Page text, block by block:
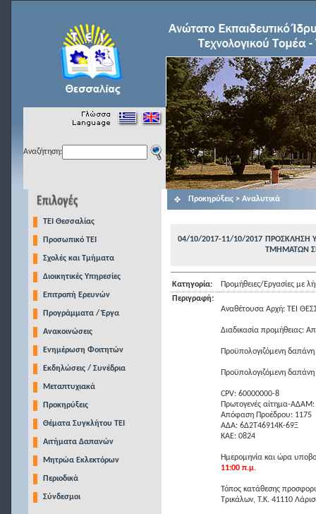
Αναζήτηση:
TEI Θεσσαλίας
Προσωπικό ΤΕΙ
Σχολές και Τμήματα
Διοικητικές Υπηρεσίες
Επιτροπή Ερευνών
Προγράμματα / Έργα
Ανακοινώσεις
Ενημέρωση Φοιτητών
Εκδηλώσεις / Συνέδρια
Μεταπτυχιακά
Προκηρύξεις
Θέματα Συγκλήτου ΤΕΙ
Αιτήματα Δαπανών
Μητρώα Εκλεκτόρων
Περιοδικά
Σύνδεσμοι
Προκηρύξεις > Αναλυτικά
04/10/2017-11/10/2017 ΠΡΟΣΚΛΗΣΗ
ΤΜΗΜΑΤΩΝ
Κατηγορία:
Προμήθειες/Εργασίες με
Περιγραφή:
Αναθέτουσα Αρχή: ΤΕΙ
Διαδικασία προμήθειας:
Προϋπολογιζόμενη
Προϋπολογιζόμενη
CPV: 60000000-8
Πρωτογενές αίτημα-ΑΔΑΜ:
Απόφαση Προέδρου: 1175
ΑΔΑ: 6Δ2Τ46914Κ-69Ξ
ΚΑΕ: 0824
Ημερομηνία και ώρα
11:00 π.μ.
Τόπος κατάθεσης
Τρικάλων, Τ.Κ. 41110